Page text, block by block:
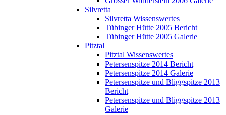
Silvretta
Silvretta Wissenswertes
Tübinger Hütte 2005 Bericht
Tübinger Hütte 2005 Galerie
Pitztal
Pitztal Wissenswertes
Petersenspitze 2014 Bericht
Petersenspitze 2014 Galerie
Petersenspitze und Bliggspitze 2013
Bericht
Petersenspitze und Bliggspitze 2013
Galerie